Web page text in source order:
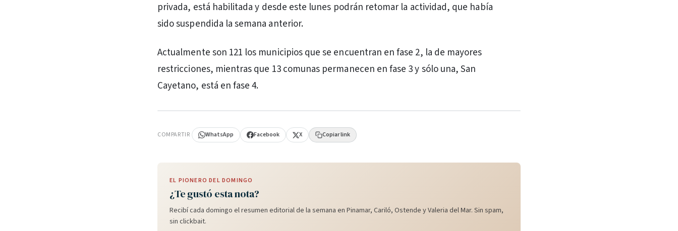
privada, está habilitada y desde este lunes podrán retomar la actividad, que había
sido suspendida la semana anterior.
Actualmente son 121 los municipios que se encuentran en fase 2, la de mayores
restricciones, mientras que 13 comunas permanecen en fase 3 y sólo una, San
Cayetano, está en fase 4.
COMPARTIR WhatsApp Facebook X Copiar link
EL PIONERO DEL DOMINGO
¿Te gustó esta nota?
Recibí cada domingo el resumen editorial de la semana en Pinamar, Cariló, Ostende y Valeria del Mar. Sin spam,
sin clickbait.